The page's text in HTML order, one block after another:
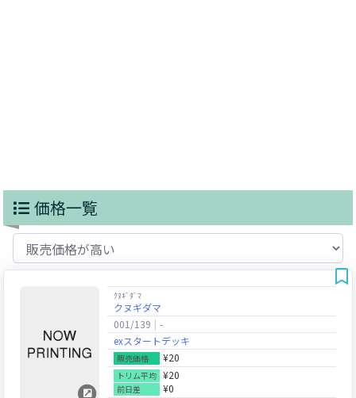
価格一覧
ｸﾇｷﾞﾀﾞﾏ
クヌギダマ
001/139
-
exスタートデッキ
販売価格 ¥20
トリム平均 ¥20
前日差 ¥0